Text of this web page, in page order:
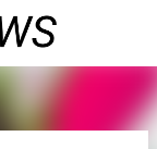
に移動